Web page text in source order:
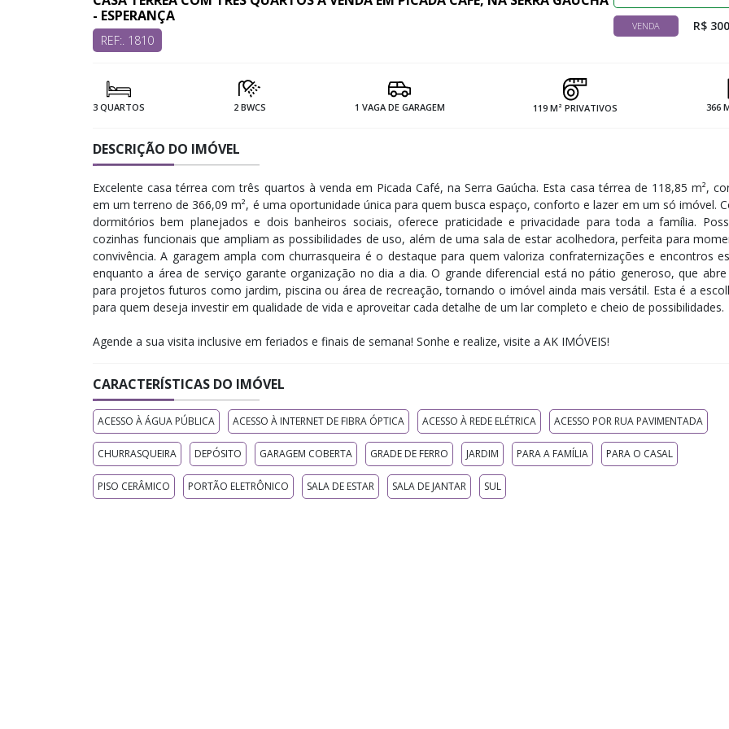
- ESPERANÇA
REF:. 1810
VENDA R$
3 QUARTOS 2 BWCS 1 VAGA DE GARAGEM 119 M² PRIVATIVOS 366
DESCRIÇÃO DO IMÓVEL
Excelente casa térrea com três quartos à venda em Picada Café, na Serra Gaúcha. Esta casa térrea de 118,85 m²,
em um terreno de 366,09 m², é uma oportunidade única para quem busca espaço, conforto e lazer em um só imóvel.
dormitórios bem planejados e dois banheiros sociais, oferece praticidade e privacidade para toda a família.
cozinhas funcionais que ampliam as possibilidades de uso, além de uma sala de estar acolhedora, perfeita para
convivência. A garagem ampla com churrasqueira é o destaque para quem valoriza confraternizações e encontros
enquanto a área de serviço garante organização no dia a dia. O grande diferencial está no pátio generoso, que abre
para projetos futuros como jardim, piscina ou área de recreação, tornando o imóvel ainda mais versátil. Esta é a
para quem deseja investir em qualidade de vida e aproveitar cada detalhe de um lar completo e cheio de possibilidades.
Agende a sua visita inclusive em feriados e finais de semana! ​Sonhe e realize, visite a AK IMÓVEIS!
CARACTERÍSTICAS DO IMÓVEL
ACESSO À ÁGUA PÚBLICA ACESSO À INTERNET DE FIBRA ÓPTICA ACESSO À REDE ELÉTRICA ACESSO POR RUA PAVIMENTADA
CHURRASQUEIRA DEPÓSITO GARAGEM COBERTA GRADE DE FERRO JARDIM PARA A FAMÍLIA PARA O CASAL
PISO CERÂMICO PORTÃO ELETRÔNICO SALA DE ESTAR SALA DE JANTAR SUL